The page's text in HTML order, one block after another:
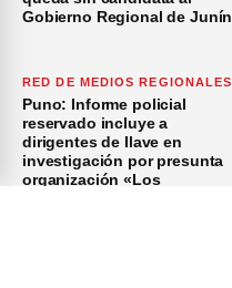
Gobierno Regional de Junín
RED DE MEDIOS REGIONALES
Puno: Informe policial
reservado incluye a
dirigentes de Ilave en
investigación por presunta
organización «Los